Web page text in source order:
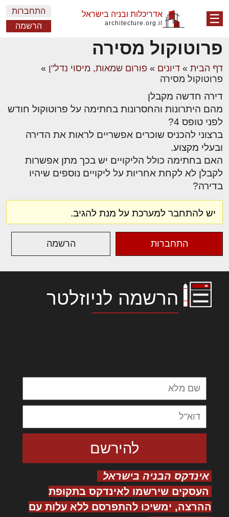
☰ אדריכלות ובניה בישראל
architecture.org.il
התחברות
הרשמה
פרוטוקול מסירה
דף הבית » דיונים » פורום שמאות, מיסוי נדל"ן »
פרוטוקול מסירה
דירה חדשה מקבלן
מהם היתרונות והחסרונות בחתימה על פרוטוקול חודש
לפני טופס 4?
ברצוני להכניס שוכרים אפשריים לראות את הדירה
ובעלי מקצוע.
האם בחתימה כולל הליקויים יש בכך מתן אפשרות
לקבלן לא לקחת אחריות על ליקויים נוספים שיהיו
בדירה?
יש להתחבר למערכת על מנת להגיב.
התחברות הרשמה
הרשמה לניוזלטר
אינדקס הבניה בישראל
העסקים שירשמו לאינדקס בתקופת
ההרצה, ימשיכו להתפרסם ללא עלות עם